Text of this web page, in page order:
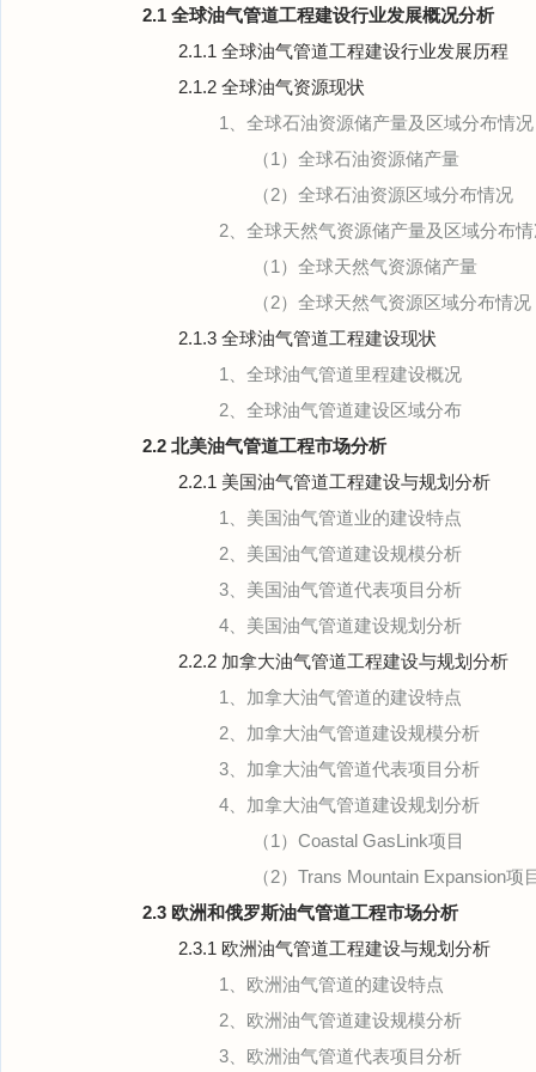
2.1 全球油气管道工程建设行业发展概况分析
2.1.1 全球油气管道工程建设行业发展历程
2.1.2 全球油气资源现状
1、全球石油资源储产量及区域分布情况
（1）全球石油资源储产量
（2）全球石油资源区域分布情况
2、全球天然气资源储产量及区域分布
（1）全球天然气资源储产量
（2）全球天然气资源区域分布情况
2.1.3 全球油气管道工程建设现状
1、全球油气管道里程建设概况
2、全球油气管道建设区域分布
2.2 北美油气管道工程市场分析
2.2.1 美国油气管道工程建设与规划分析
1、美国油气管道业的建设特点
2、美国油气管道建设规模分析
3、美国油气管道代表项目分析
4、美国油气管道建设规划分析
2.2.2 加拿大油气管道工程建设与规划分析
1、加拿大油气管道的建设特点
2、加拿大油气管道建设规模分析
3、加拿大油气管道代表项目分析
4、加拿大油气管道建设规划分析
（1）Coastal GasLink项目
（2）Trans Mountain Expansion项
2.3 欧洲和俄罗斯油气管道工程市场分析
2.3.1 欧洲油气管道工程建设与规划分析
1、欧洲油气管道的建设特点
2、欧洲油气管道建设规模分析
3、欧洲油气管道代表项目分析